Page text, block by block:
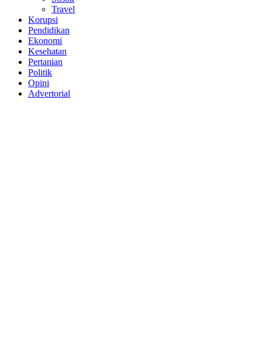
Travel
Korupsi
Pendidikan
Ekonomi
Kesehatan
Pertanian
Politik
Opini
Advertorial